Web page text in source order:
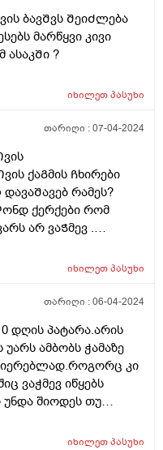
ბავᲨვს ᲨეიᲫლება
მარწყვი კივი
?
იხილეთპასუხი
თარიღი :07-04-2024
ქაᲒმის Ჩხირები
რამეს?
ქერქები რომ
არ ვაᲭმევ .
იხილეთპასუხი
თარიღი :06-04-2024
დღის პატარა.არის
ამბობს ჭამაზე
კი
ვაჭმევ იწყებს
შიოდეს თუ
რა სჭირდა იმიტომ
იხილეთპასუხი